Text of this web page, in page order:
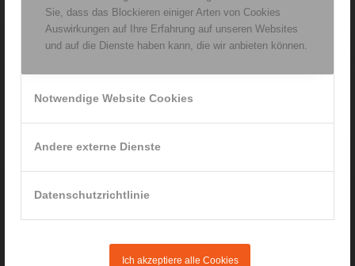
Sie, dass das Blockieren einiger Arten von Cookies
Auswirkungen auf Ihre Erfahrung auf unseren Websites
und auf die Dienste haben kann, die wir anbieten können.
Notwendige Website Cookies
Andere externe Dienste
Datenschutzrichtlinie
Ich akzeptiere alle Cookies
Michael-Fischer-Platz 3
94469 Deggendorf
Tel. 0171 / 572 65 23
Privat-Leistungen